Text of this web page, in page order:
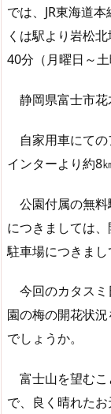
では、JR東海道
くは駅より岩松
40分（月曜日～
静岡県富士市花
自家用車にての
インターより約8
公園付属の無料
につきましては
駐車場につきまし
今回のカタスミ
園の梅の開花状
でしょうか。
富士山を望むこ
で、良く晴れた